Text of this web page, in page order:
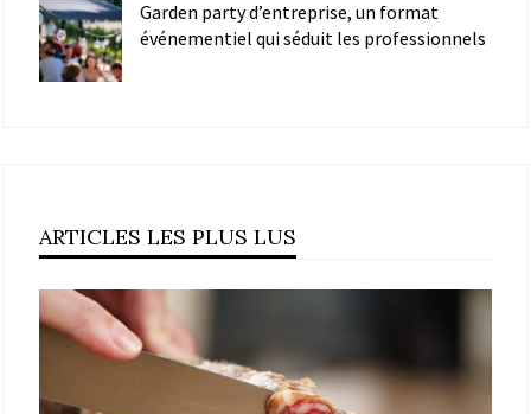
Garden party d’entreprise, un format
événementiel qui séduit les professionnels
ARTICLES LES PLUS LUS